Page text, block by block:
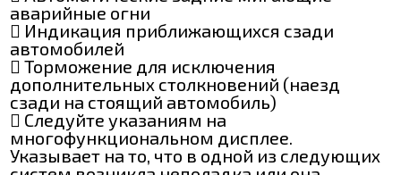
аварийные огни
 Индикация приближающихся сзади
автомобилей
 Торможение для исключения
дополнительных столкновений (наезд
сзади на стоящий автомобиль)
 Следуйте указаниям на
многофункциональном дисплее.
Указывает на то, что в одной из следующих